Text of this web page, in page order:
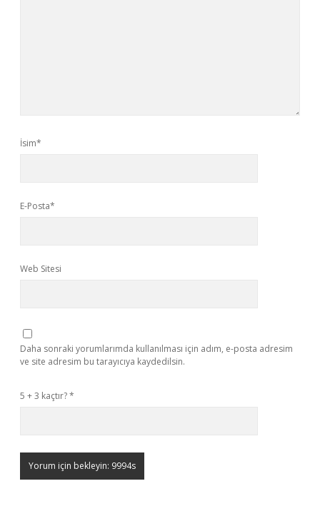
İsim*
E-Posta*
Web Sitesi
Daha sonraki yorumlarımda kullanılması için adım, e-posta adresim
ve site adresim bu tarayıcıya kaydedilsin.
5 + 3 kaçtır?*